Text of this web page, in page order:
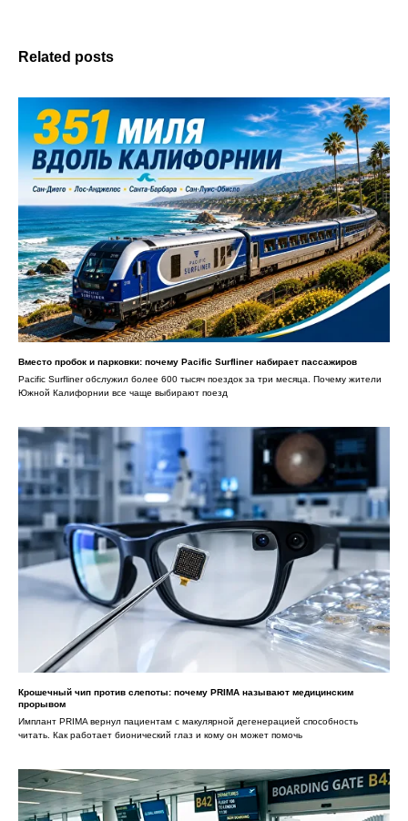
Related posts
Вместо пробок и парковки: почему Pacific Surfliner набирает пассажиров
Pacific Surfliner обслужил более 600 тысяч поездок за три месяца. Почему жители
Южной Калифорнии все чаще выбирают поезд
Крошечный чип против слепоты: почему PRIMA называют медицинским
прорывом
Имплант PRIMA вернул пациентам с макулярной дегенерацией способность
читать. Как работает бионический глаз и кому он может помочь